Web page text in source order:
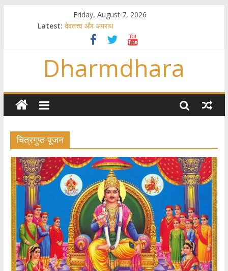
Friday, August 7, 2026
Latest: देवतत्त्व और अपराध
स्त्रियाँ वेदाधिकारिणी क्यों नहीं हैं
विश्व का सबसे बड़ा और वैज्ञानिक समय गणना तन्त्र
तुम्हीं हो माता, पिता तुम्हीं हो ??
गौ सेवा और राजयोग
Dharmdhara
चित्रगुप्त पूजन